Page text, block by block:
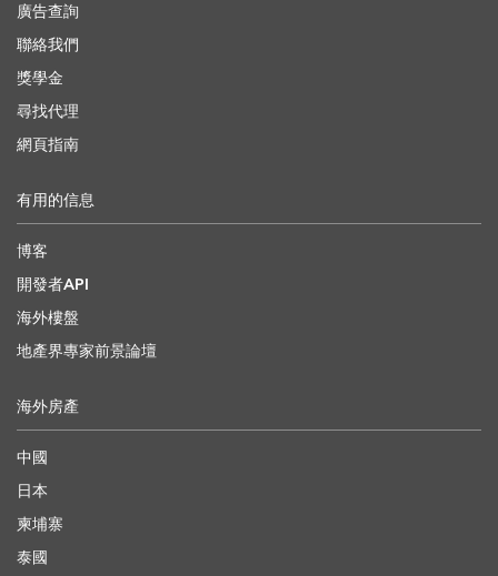
廣告查詢
聯絡我們
獎學金
尋找代理
網頁指南
有用的信息
博客
開發者API
海外樓盤
地產界專家前景論壇
海外房產
中國
日本
柬埔寨
泰國